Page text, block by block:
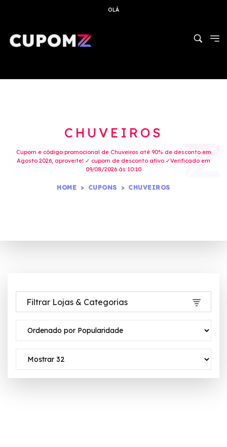
OLÁ
CHUVEIROS
Cupom e código promocional de Chuveiros até 90% de desconto em
Agosto 2026, aproveite! ✓ cupom de desconto ativo ✓Verificado em
09/08/2026 às 10:10
HOME CUPONS CHUVEIROS
Filtrar Lojas & Categorias